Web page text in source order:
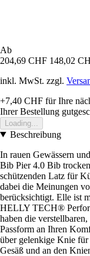
Ab
204,69 CHF 148,02
inkl. MwSt. zzgl.
+7,40 CHF für Ihre
Ihrer Bestellung
Loading...
Beschreibung
In rauen Gewässern
Bib Pier 4.0 Bib
schützenden Latz für
dabei die Meinungen
berücksichtigt. Elle ist
HELLY TECH®
haben die
Passform an Ihren
über gelenkige Knie
Gesäß und an den